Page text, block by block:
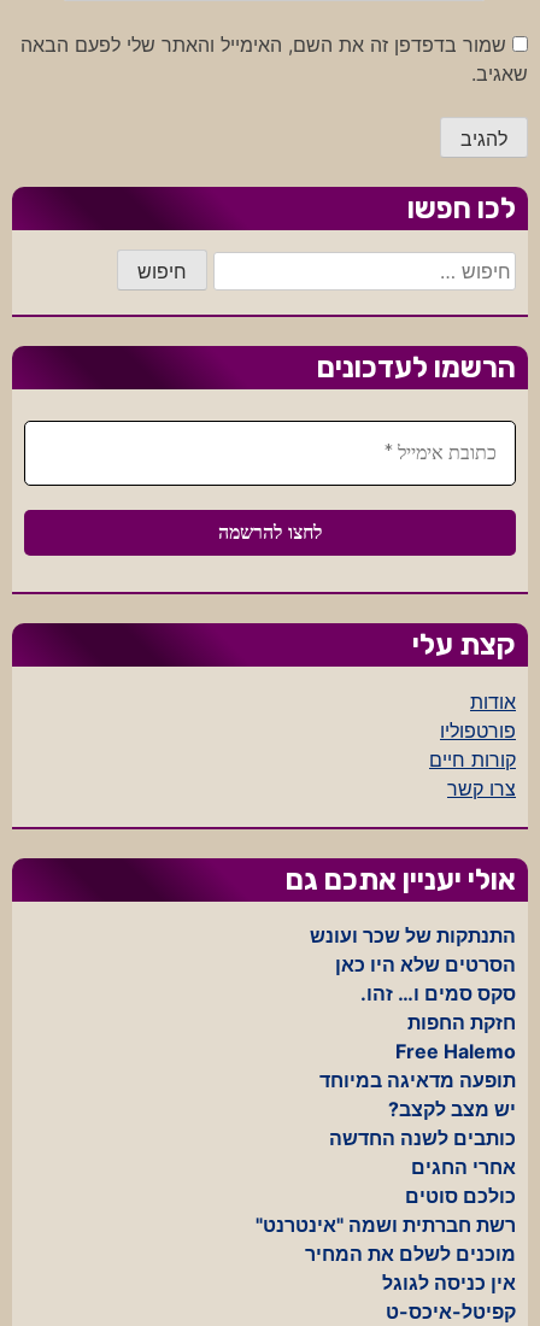
שמור בדפדפן זה את השם, האימייל והאתר שלי לפעם הבאה
שאגיב.
לכו חפשו
חיפוש:
הרשמו לעדכונים
קצת עלי
אודות
פורטפוליו
קורות חיים
צרו קשר
אולי יעניין אתכם גם
התנתקות של שכר ועונש
הסרטים שלא היו כאן
סקס סמים ו… זהו.
חזקת החפות
Free Halemo
תופעה מדאיגה במיוחד
יש מצב לקצב?
כותבים לשנה החדשה
אחרי החגים
כולכם סוטים
רשת חברתית ושמה "אינטרנט"
מוכנים לשלם את המחיר
אין כניסה לגוגל
קפיטל-איכס-ט